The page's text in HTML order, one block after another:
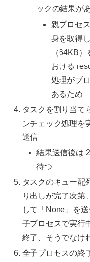
ックの結果が
親プロセ
身を取得
（64KB
おける
処理がブ
あるため
タスクを割り当て
ンチェック処理を
送信
結果送信後は
待つ
タスクのキュー配
り出しが完了次第
して「None」を
子プロセスで実行
終了、そうでなけ
全子プロセスの終